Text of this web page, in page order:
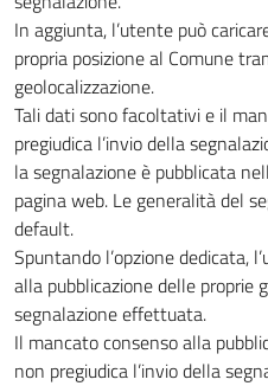
In aggiunta, l’utente può
propria posizione al Comune
geolocalizzazione.
Tali dati sono facoltativi e il
pregiudica l’invio della
la segnalazione è pubblicata
pagina web. Le generalità del
default.
Spuntando l’opzione dedicata,
alla pubblicazione delle proprie
segnalazione effettuata.
Il mancato consenso alla
non pregiudica l’invio della